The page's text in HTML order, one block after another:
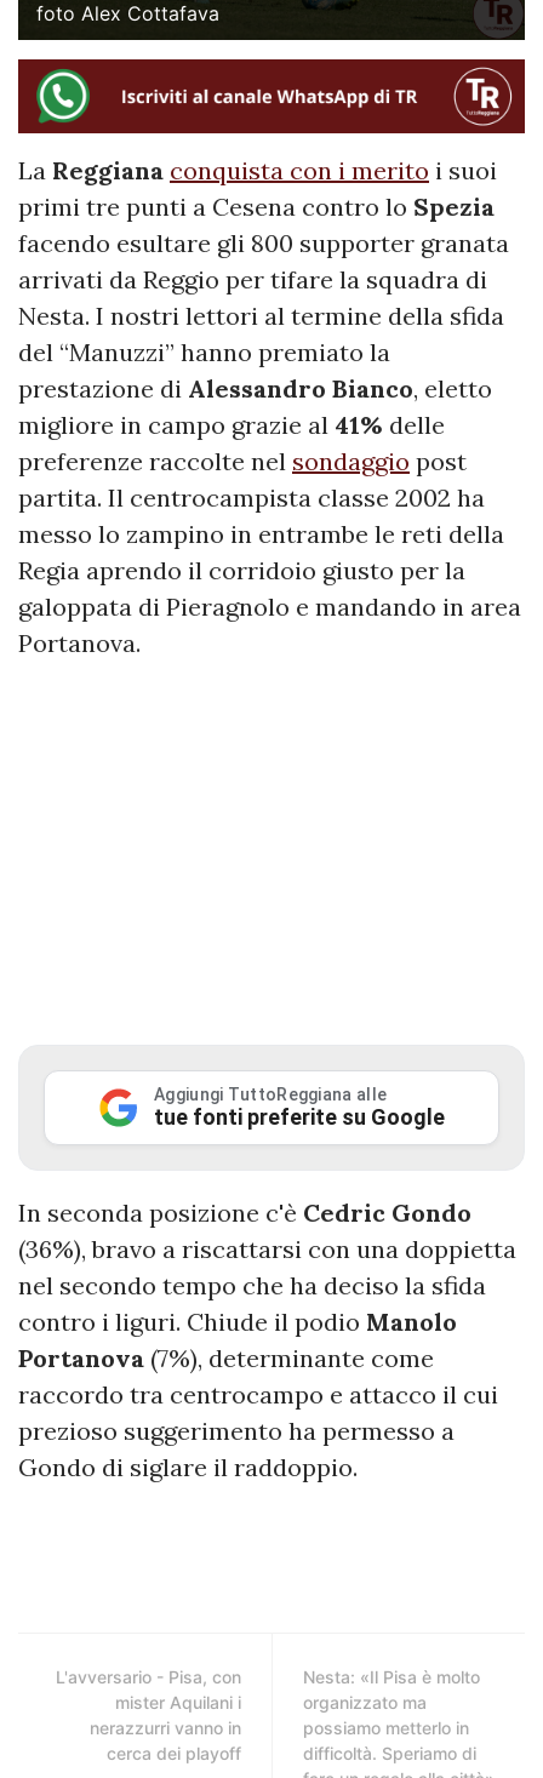
foto Alex Cottafava
La Reggiana conquista con i merito i suoi
primi tre punti a Cesena contro lo Spezia
facendo esultare gli 800 supporter granata
arrivati da Reggio per tifare la squadra di
Nesta. I nostri lettori al termine della sfida
del “Manuzzi” hanno premiato la
prestazione di Alessandro Bianco, eletto
migliore in campo grazie al 41% delle
preferenze raccolte nel sondaggio post
partita. Il centrocampista classe 2002 ha
messo lo zampino in entrambe le reti della
Regia aprendo il corridoio giusto per la
galoppata di Pieragnolo e mandando in area
Portanova.
Aggiungi TuttoReggiana alle
tue fonti preferite su Google
In seconda posizione c'è Cedric Gondo
(36%), bravo a riscattarsi con una doppietta
nel secondo tempo che ha deciso la sfida
contro i liguri. Chiude il podio Manolo
Portanova (7%), determinante come
raccordo tra centrocampo e attacco il cui
prezioso suggerimento ha permesso a
Gondo di siglare il raddoppio.
L'avversario - Pisa, con
mister Aquilani i
nerazzurri vanno in
cerca dei playoff
Nesta: «Il Pisa è molto
organizzato ma
possiamo metterlo in
difficoltà. Speriamo di